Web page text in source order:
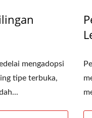
mengadopsi
tipe terbuka,